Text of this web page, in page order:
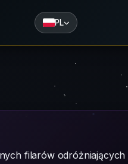
PL
filarów odróżniających